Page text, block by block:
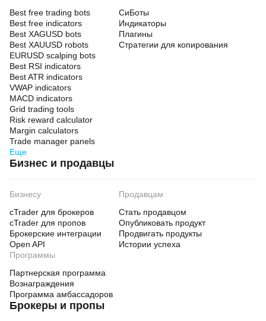
Best free trading bots
Best free indicators
Best XAGUSD bots
Best XAUUSD robots
EURUSD scalping bots
Best RSI indicators
Best ATR indicators
VWAP indicators
MACD indicators
Grid trading tools
Risk reward calculator
Margin calculators
Trade manager panels
Еще
СиБоты
Индикаторы
Плагины
Стратегии для копирования
Бизнес и продавцы
Бизнесу
cTrader для брокеров
cTrader для пропов
Брокерские интеграции
Open API
Продавцам
Стать продавцом
Опубликовать продукт
Продвигать продукты
Истории успеха
Программы
Партнерская программа
Вознаграждения
Программа амбассадоров
Брокеры и пропы